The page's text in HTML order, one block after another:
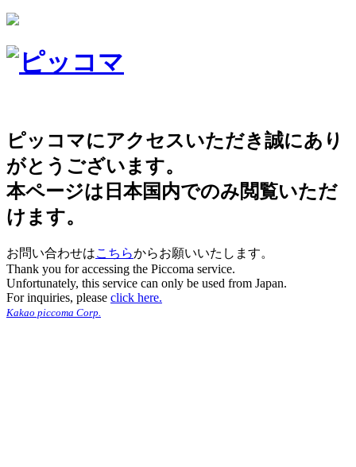
ピッコマにアクセスいただき誠にあり
がとうございます。
本ページは日本国内でのみ閲覧いただ
けます。
お問い合わせはこちらからお願いいたします。
Thank you for accessing the Piccoma service.
Unfortunately, this service can only be used from Japan.
For inquiries, please click here.
Kakao piccoma Corp.